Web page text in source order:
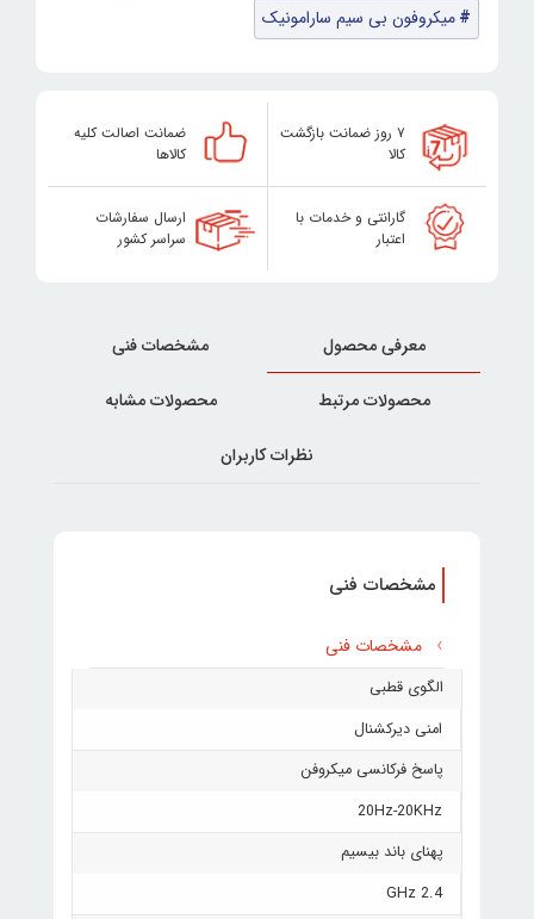
میکروفون بی سیم سارامونیک
۷ روز ضمانت بازگشت
کالا
ضمانت اصالت کلیه
کالاها
گارانتی و خدمات با
اعتبار
ارسال سفارشات
سراسر کشور
معرفی محصول مشخصات فنی
محصولات مرتبط محصولات مشابه
نظرات کاربران
مشخصات فنی
مشخصات فنی
الگوی قطبی
امنی دیرکشنال
پاسخ فرکانسی میکروفن
20Hz-20KHz
پهنای باند بیسیم
2.4 GHz